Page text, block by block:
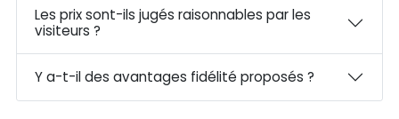
Les prix sont-ils jugés raisonnables par les
visiteurs ?
Y a-t-il des avantages fidélité proposés ?